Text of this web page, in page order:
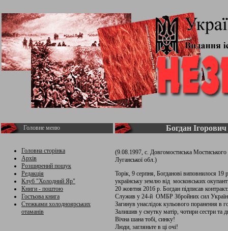
Головне меню
Головна сторінка
Архів
Розширений пошук
Редакція
Клуб "Холодний Яр"
Книги - поштою
Гостьова книга
Стежками холодноярських
отаманів
Богдан
(9.08.1997, с. Довгомостиська
Луганської обл.)
Торік, 9 серпня, Богданові виповнилося 19
українську землю від московських
20 жовтня 2016 р. Богдан підписав контракт.
Служив у 24-й ОМБР Збройних сил
Загинув унаслідок кульового поранення в
Залишив у смутку матір, чотири сестри та
Вічна шана тобі, синку!
Люди, загляньте в ці очі!